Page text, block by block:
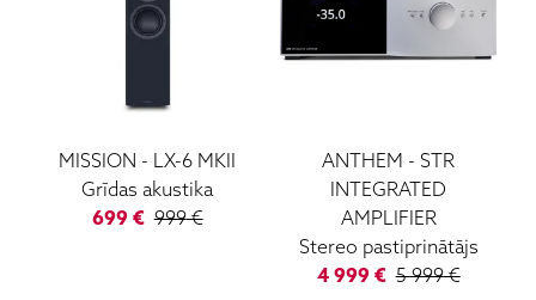
MISSION - LX-6 MKII
Grīdas akustika
699€ 999€
ANTHEM - STR
INTEGRATED
AMPLIFIER
Stereo pastiprinātājs
4 999€ 5 999€